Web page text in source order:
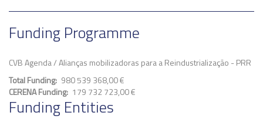
Funding Programme
CVB Agenda / Alianças mobilizadoras para a Reindustrialização - PRR
Total Funding 980 539 368,00 €
CERENA Funding 179 732 723,00 €
Funding Entities